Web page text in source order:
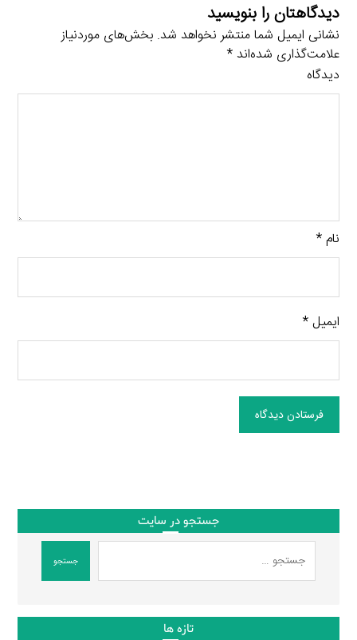
دیدگاهتان را بنویسید
نشانی ایمیل شما منتشر نخواهد شد. بخش‌های موردنیاز
علامت‌گذاری شده‌اند*
دیدگاه
نام*
ایمیل*
فرستادن دیدگاه
جستجو در سایت
جستجو
تازه ها